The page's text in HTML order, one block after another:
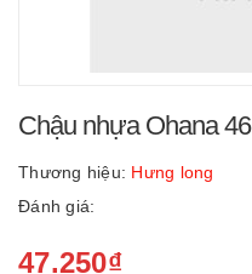
Chậu nhựa Ohana 46
Thương hiệu: Hưng long
Đánh giá:
47.250₫